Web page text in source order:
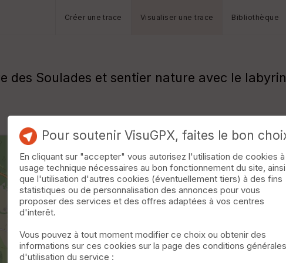
Créer une trace Visualiser une trace Bibliothèque
des Soulades et sentier nature avec le
Pour soutenir VisuGPX, faites le bon
En cliquant sur "accepter" vous autorisez l'utilisation de cookies à
usage technique nécessaires au bon fonctionnement du site, ainsi
que l'utilisation d'autres cookies (éventuellement tiers) à des fins
statistiques ou de personnalisation des annonces pour vous
proposer des services et des offres adaptées à vos centres
d'interêt.
Vous pouvez à tout moment modifier ce choix ou obtenir des
informations sur ces cookies sur la page des conditions générales
d'utilisation du service :